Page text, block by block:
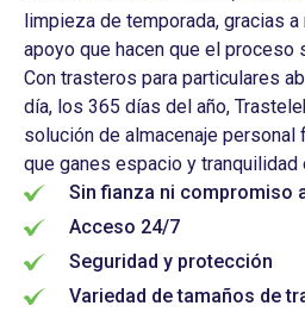
limpieza de temporada, gracias
apoyo que hacen que el proceso
Con trasteros para particulares
día, los 365 días del año,
solución de almacenaje personal
que ganes espacio y tranquilidad
Sin fianza ni compromiso
Acceso 24/7
Seguridad y protección
Variedad de tamaños de